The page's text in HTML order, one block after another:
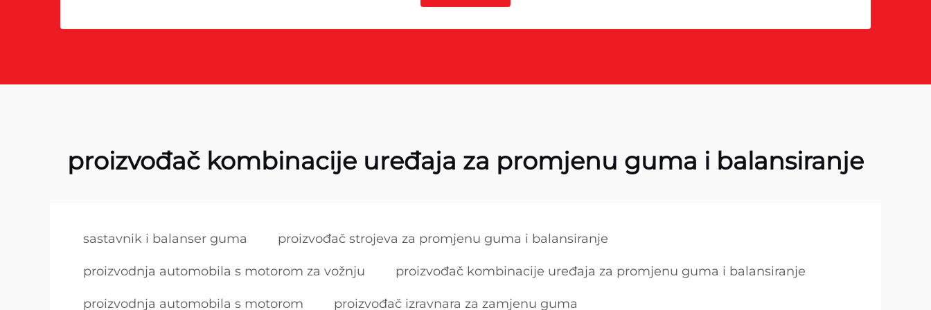
proizvođač kombinacije uređaja za promjenu guma i balansiranje
sastavnik i balanser guma proizvođač strojeva za promjenu guma i balansiranje
proizvodnja automobila s motorom za vožnju proizvođač kombinacije uređaja za promjenu guma i balansiranje
proizvodnja automobila s motorom proizvođač izravnara za zamjenu guma